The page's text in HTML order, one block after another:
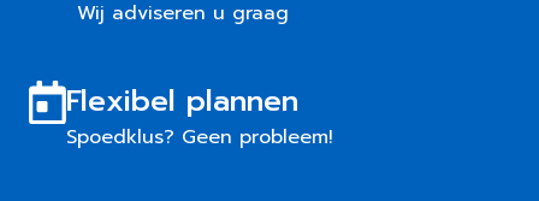
Wij adviseren u graag
Flexibel plannen
Spoedklus? Geen probleem!